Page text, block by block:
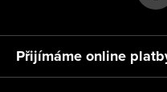
Přijímáme online